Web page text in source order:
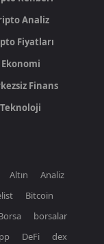
Analiz
Fiyatları
Ekonomi
Finans
Teknoloji
Altın
Analiz
Bitcoin
borsalar
DeFi
dex